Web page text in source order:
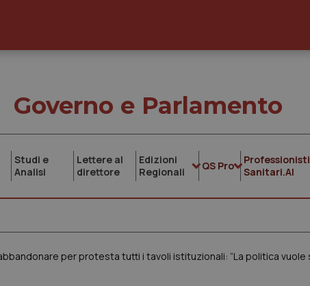
Governo e Parlamento
Studi e
Analisi
Lettere al
direttore
Edizioni
Regionali
QS Pro
Professionisti
Sanitari.AI